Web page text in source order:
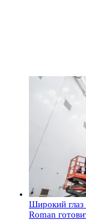
Широкий глаз
Roman